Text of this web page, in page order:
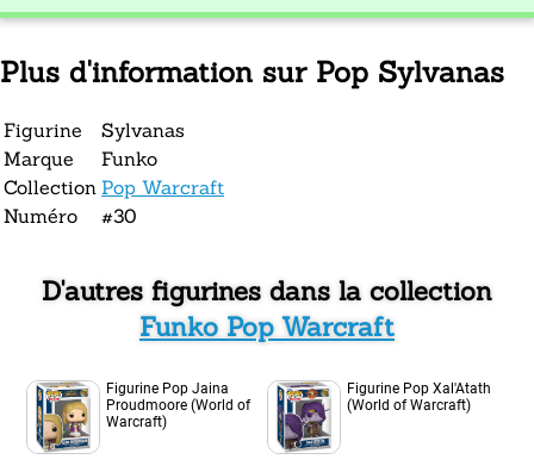
Plus d'information sur Pop Sylvanas
Figurine
Sylvanas
Marque
Funko
Collection Pop Warcraft
Numéro
#30
D'autres figurines dans la collection
Funko Pop Warcraft
Figurine Pop Jaina
Proudmoore (World of
Warcraft)
Figurine Pop Xal'Atath
(World of Warcraft)